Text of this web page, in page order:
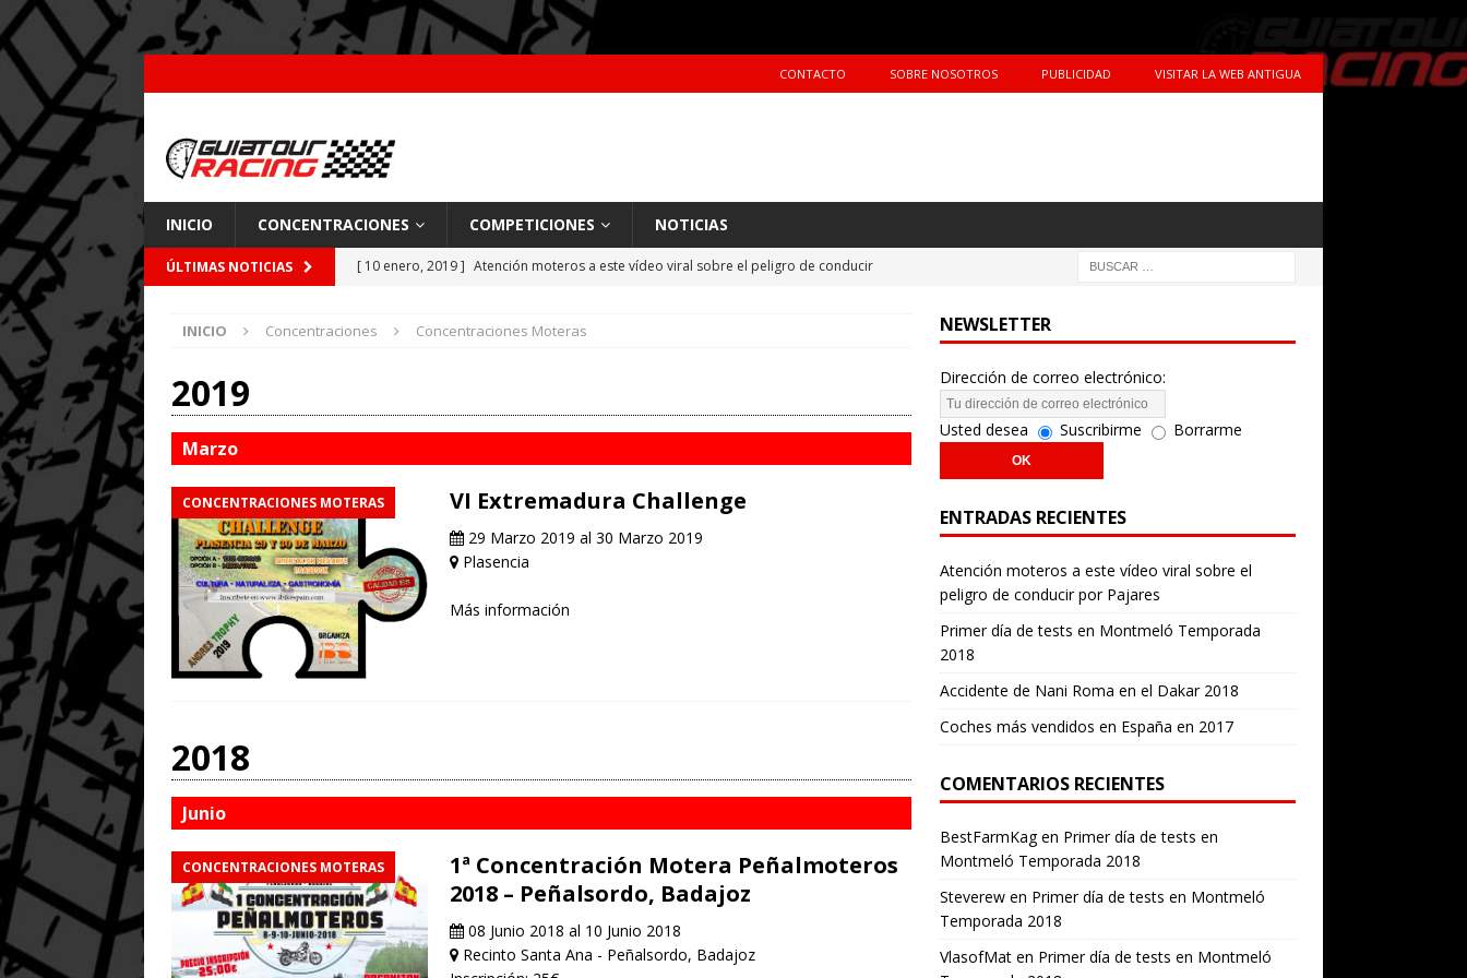
CONTACTO SOBRE NOSOTROS PUBLICIDAD VISITAR LA WEB ANTIGUA
INICIO CONCENTRACIONES COMPETICIONES NOTICIAS
ÚLTIMAS NOTICIAS [ 10 enero, 2019 ] Atención moteros a este vídeo viral sobre el peligro de conducir
[ 26 febrero, 2018 ] Primer día de tests en Montmeló Temporada 2018
[ 7 enero, 2018 ] Coches más vendidos en España en 2017 CIFRAS DE VENTAS
INICIO Concentraciones Concentraciones Moteras
2019
Marzo
CONCENTRACIONES MOTERAS VI Extremadura Challenge
29 Marzo 2019 al 30 Marzo 2019
Plasencia
Más información
2018
Junio
CONCENTRACIONES MOTERAS
1ª Concentración Motera Peñalmoteros
2018 – Peñalsordo, Badajoz
08 Junio 2018 al 10 Junio 2018
Recinto Santa Ana - Peñalsordo, Badajoz
NEWSLETTER
Dirección de correo electrónico:
Usted desea Suscribirme Borrarme
ENTRADAS RECIENTES
Atención moteros a este vídeo viral sobre el
peligro de conducir por Pajares
Primer día de tests en Montmeló Temporada
2018
Accidente de Nani Roma en el Dakar 2018
Coches más vendidos en España en 2017
COMENTARIOS RECIENTES
BestFarmKagen Primer día de tests en
Montmeló Temporada 2018
Steverewen Primer día de tests en Montmeló
Temporada 2018
VlasofMaten Primer día de tests en Montmeló